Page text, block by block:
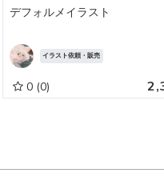
デフォルメイラスト
イラスト依頼・販売
0 (0)